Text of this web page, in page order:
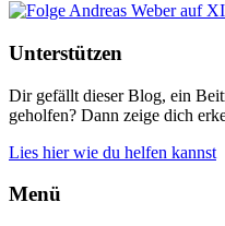
Unterstützen
Dir gefällt dieser Blog, ein
geholfen? Dann zeige dich
Lies hier wie du helfen kannst
Menü